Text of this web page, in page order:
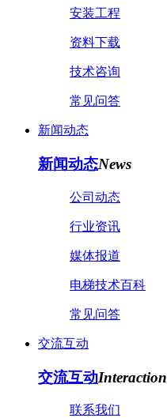
安装工程
资料下载
技术咨询
常见问答
新闻动态
新闻动态News
公司动态
行业资讯
媒体报道
电梯技术百科
常见问答
交流互动
交流互动Interaction
联系我们